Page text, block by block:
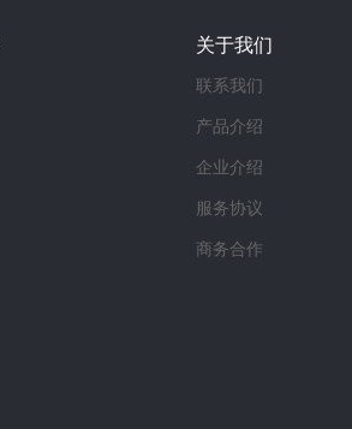
关于我们
联系我们
产品介绍
企业介绍
服务协议
商务合作